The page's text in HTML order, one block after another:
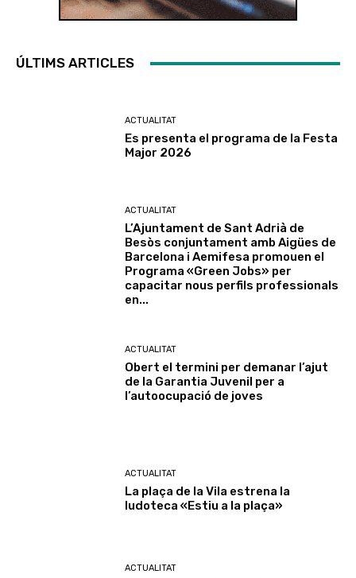
ÚLTIMS ARTICLES
ACTUALITAT
Es presenta el programa de la Festa
Major 2026
ACTUALITAT
L’Ajuntament de Sant Adrià de
Besòs conjuntament amb Aigües de
Barcelona i Aemifesa promouen el
Programa «Green Jobs» per
capacitar nous perfils professionals
en...
ACTUALITAT
Obert el termini per demanar l’ajut
de la Garantia Juvenil per a
l’autoocupació de joves
ACTUALITAT
La plaça de la Vila estrena la
ludoteca «Estiu a la plaça»
ACTUALITAT